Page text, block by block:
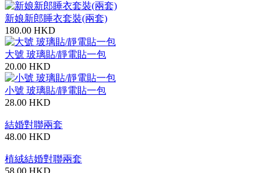
新娘新郎睡衣套裝(兩套)
180.00 HKD
大號 玻璃貼/靜電貼一包
20.00 HKD
小號 玻璃貼/靜電貼一包
28.00 HKD
結婚對聯兩套
48.00 HKD
植絨結婚對聯兩套
58.00 HKD